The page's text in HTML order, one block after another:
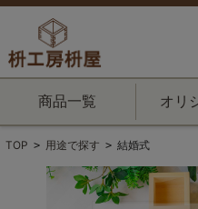
商品一覧 オリ
TOP > 用途で探す > 結婚式